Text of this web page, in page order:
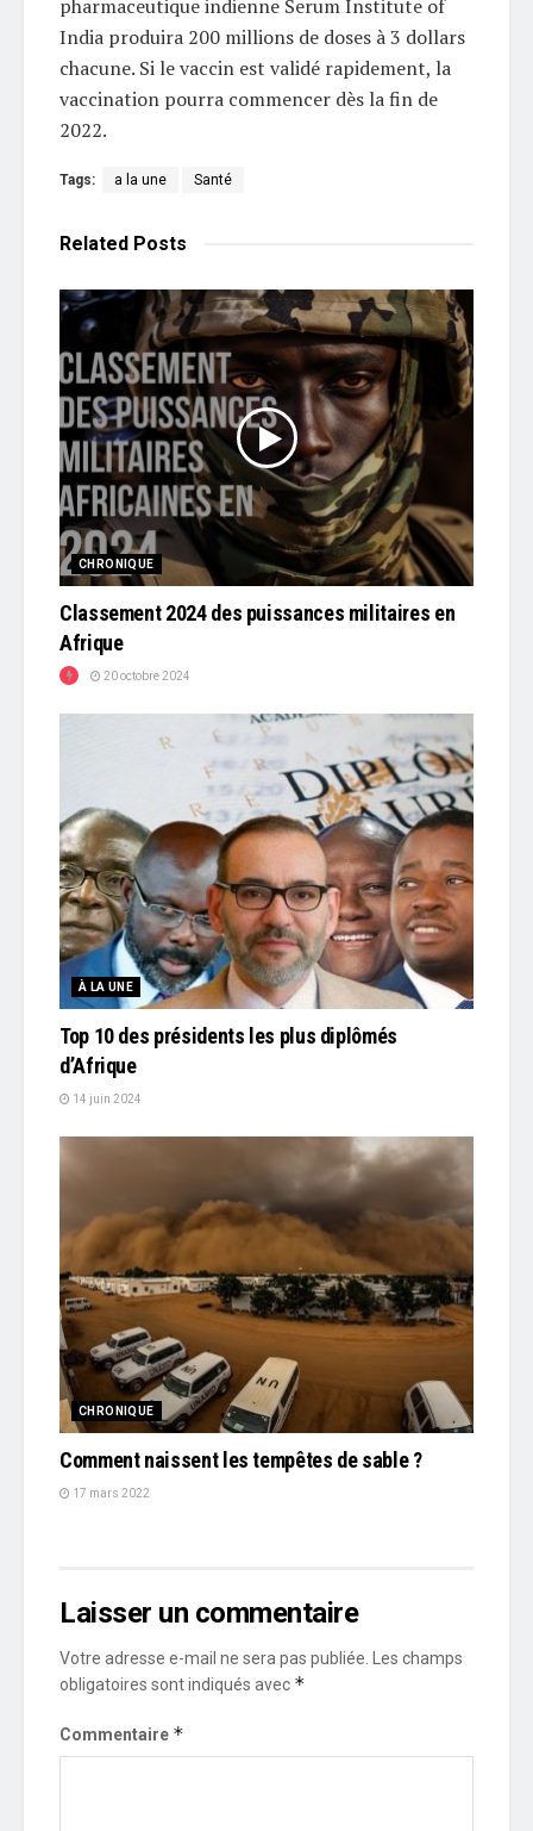
pharmaceutique indienne Serum Institute of
India produira 200 millions de doses à 3 dollars
chacune. Si le vaccin est validé rapidement, la
vaccination pourra commencer dès la fin de
2022.
Tags: a la une Santé
Related Posts
CHRONIQUE
Classement 2024 des puissances militaires en
Afrique
20 octobre 2024
À LA UNE
Top 10 des présidents les plus diplômés
d’Afrique
14 juin 2024
CHRONIQUE
Comment naissent les tempêtes de sable ?
17 mars 2022
Laisser un commentaire
Votre adresse e-mail ne sera pas publiée. Les champs
obligatoires sont indiqués avec *
Commentaire *